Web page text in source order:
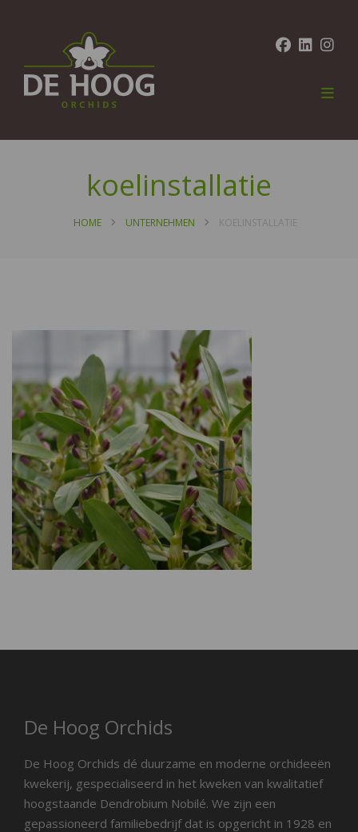
koelinstallatie
HOME UNTERNEHMEN KOELINSTALLATIE
De Hoog Orchids
De Hoog Orchids dé duurzame en moderne orchideeën
kwekerij, gespecialiseerd in het kweken van kwalitatief
hoogstaande Dendrobium Nobilé. We zijn een
gepassioneerd familiebedrijf dat is opgericht in 1928 en